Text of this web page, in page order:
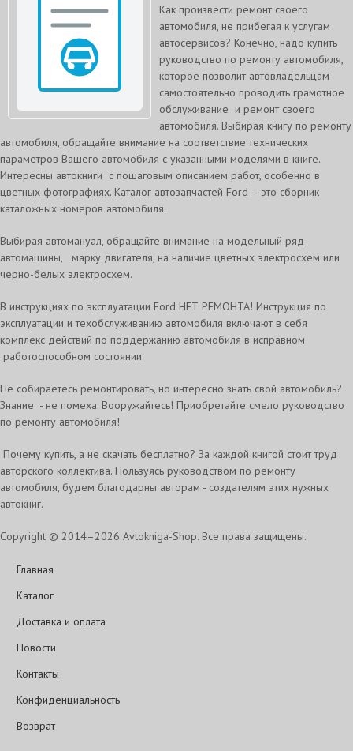
Как произвести ремонт своего
автомобиля, не прибегая к услугам
автосервисов? Конечно, надо купить
руководство по ремонту автомобиля,
которое позволит автовладельцам
самостоятельно проводить грамотное
обслуживание и ремонт своего
автомобиля. Выбирая книгу по ремонту
автомобиля, обращайте внимание на соответствие технических
параметров Вашего автомобиля с указанными моделями в книге.
Интересны автокниги с пошаговым описанием работ, особенно в
цветных фотографиях. Каталог автозапчастей Ford – это сборник
каталожных номеров автомобиля.
Выбирая автомануал, обращайте внимание на модельный ряд
автомашины, марку двигателя, на наличие цветных электросхем или
черно-белых электросхем.
В инструкциях по эксплуатации Ford НЕТ РЕМОНТА! Инструкция по
эксплуатации и техобслуживанию автомобиля включают в себя
комплекс действий по поддержанию автомобиля в исправном
работоспособном состоянии.
Не собираетесь ремонтировать, но интересно знать свой автомобиль?
Знание - не помеха. Вооружайтесь! Приобретайте смело руководство
по ремонту автомобиля!
Почему купить, а не скачать бесплатно? За каждой книгой стоит труд
авторского коллектива. Пользуясь руководством по ремонту
автомобиля, будем благодарны авторам - создателям этих нужных
автокниг.
Copyright © 2014–2026 Avtokniga-Shop. Все права защищены.
Главная
Каталог
Доставка и оплата
Новости
Контакты
Конфиденциальность
Возврат